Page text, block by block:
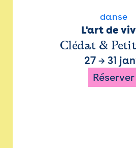
danse
L'art de
Clédat &
27 → 31
Réserver